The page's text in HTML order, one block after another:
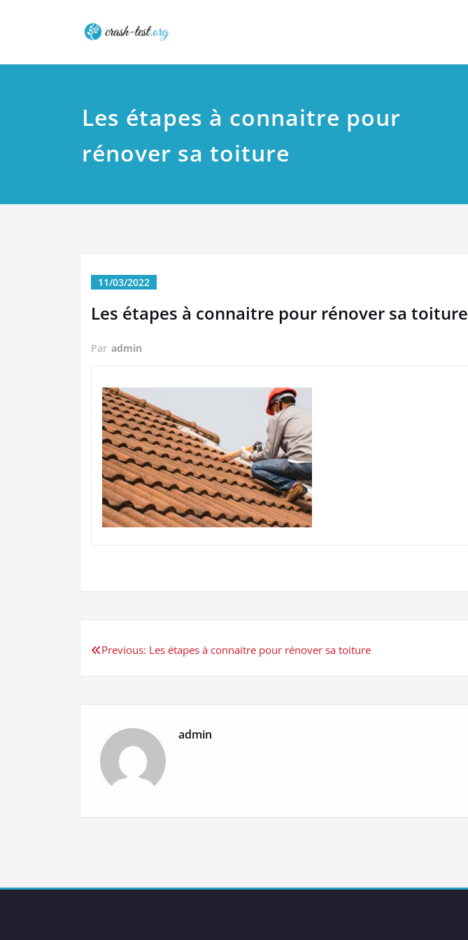
Les étapes à connaitre pour
rénover sa toiture
11/03/2022
Les étapes à connaitre pour rénover sa toiture
Par admin
Navigation
l’article
Previous: Les étapes à connaitre pour rénover sa toiture
admin